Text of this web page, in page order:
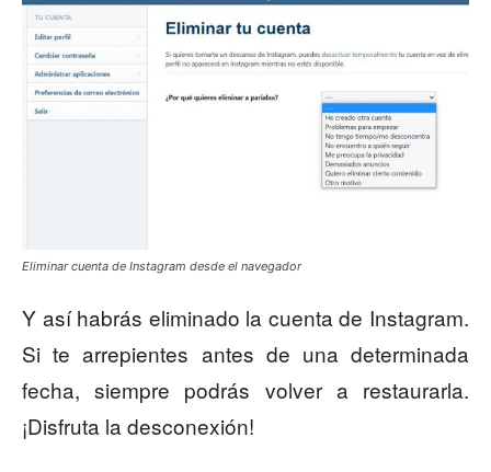
Eliminar cuenta de Instagram desde el navegador
Y así habrás eliminado la cuenta de Instagram.
Si te arrepientes antes de una determinada
fecha, siempre podrás volver a restaurarla.
¡Disfruta la desconexión!